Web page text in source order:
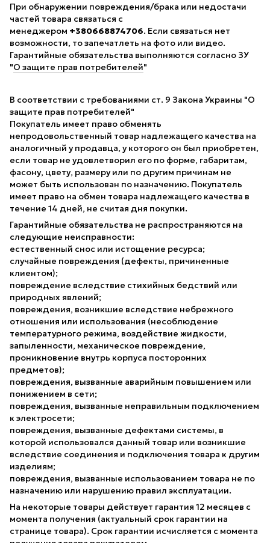
При обнаружении повреждения/брака или недостачи
частей товара связаться с
менеджером +380668874706. Если связаться нет
возможности, то запечатлеть на фото или видео.
Гарантийные обязательства выполняются согласно ЗУ
"О защите прав потребителей"
В соответствии с требованиями ст. 9 Закона Украины "О
защите прав потребителей"
Покупатель имеет право обменять
непродовольственный товар надлежащего качества на
аналогичный у продавца, у которого он был приобретен,
если товар не удовлетворил его по форме, габаритам,
фасону, цвету, размеру или по другим причинам не
может быть использован по назначению. Покупатель
имеет право на обмен товара надлежащего качества в
течение 14 дней, не считая дня покупки.
Гарантийные обязательства не распространяются на
следующие неисправности:
естественный снос или истощение ресурса;
случайные повреждения (дефекты, причиненные
клиентом);
повреждение вследствие стихийных бедствий или
природных явлений;
повреждения, возникшие вследствие небрежного
отношения или использования (несоблюдение
температурного режима, воздействие жидкости,
запыленности, механическое повреждение,
проникновение внутрь корпуса посторонних
предметов);
повреждения, вызванные аварийным повышением или
понижением в сети;
повреждения, вызванные неправильным подключением
к электросети;
повреждения, вызванные дефектами системы, в
которой использовался данный товар или возникшие
вследствие соединения и подключения товара к другим
изделиям;
повреждения, вызванные использованием товара не по
назначению или нарушению правил эксплуатации.
На некоторые товары действует гарантия 12 месяцев с
момента получения (актуальный срок гарантии на
странице товара). Срок гарантии исчисляется с момента